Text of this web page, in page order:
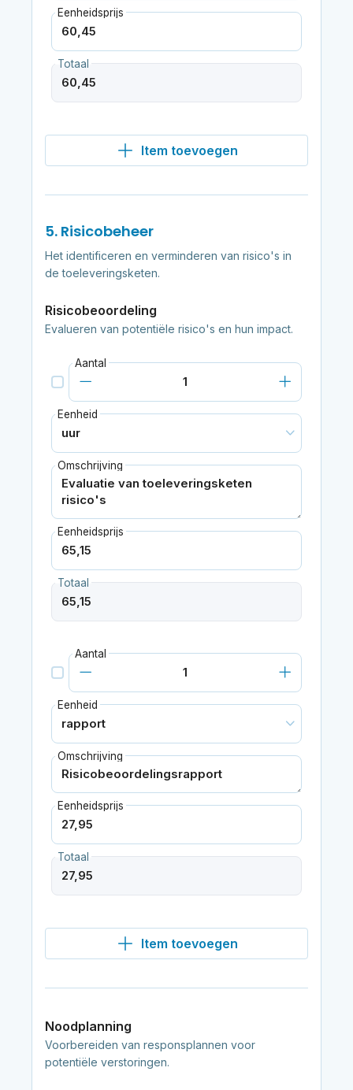
Eenheidsprijs
Totaal
Item toevoegen
5. Risicobeheer
Het identificeren en verminderen van risico's in
de toeleveringsketen.
Risicobeoordeling
Evalueren van potentiële risico's en hun impact.
Aantal
Eenheid
Omschrijving
Eenheidsprijs
Totaal
Aantal
Eenheid
Omschrijving
Eenheidsprijs
Totaal
Item toevoegen
Noodplanning
Voorbereiden van responsplannen voor
potentiële verstoringen.